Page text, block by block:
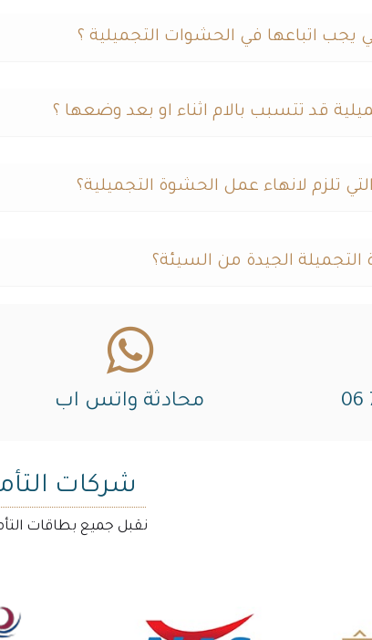
يجب اتباعها في الحشوات التجميلية ؟
قد تتسبب بالام اثناء او بعد وضعها ؟
تلزم لانهاء عمل الحشوة التجميلية؟
الجيدة من السيئة؟
محادثة واتس اب
شركات
نقبل جميع بطاقات